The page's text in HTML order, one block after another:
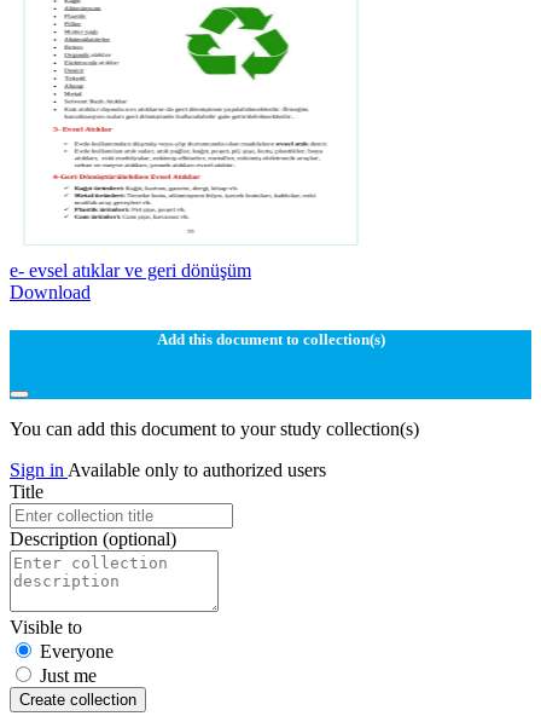
e- evsel atıklar ve geri dönüşüm
Download
Add this document to collection(s)
You can add this document to your study collection(s)
Sign in Available only to authorized users
Title
Description (optional)
Visible to
Everyone
Just me
Create collection